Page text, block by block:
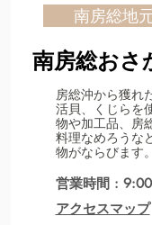
南房総地
南房総おさ
房総沖から獲れ
活貝、くじらを
物や加工品、房
料理なめろうな
物がならびます。
営業時間 :
アクセスマップ